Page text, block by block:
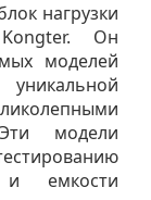
нагрузки
Он
моделей
уникальной
модели
и емкости